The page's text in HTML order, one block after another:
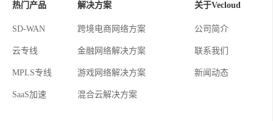
热门产品
SD-WAN
云专线
MPLS专线
SaaS加速
解决方案
跨境电商网络方案
金融网络解决方案
游戏网络解决方案
混合云解决方案
关于Vecloud
公司简介
联系我们
新闻动态